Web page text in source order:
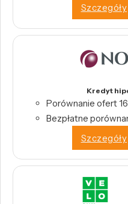
Szczegóły
Kredyt
Porównanie ofert
Bezpłatne
Szczegóły